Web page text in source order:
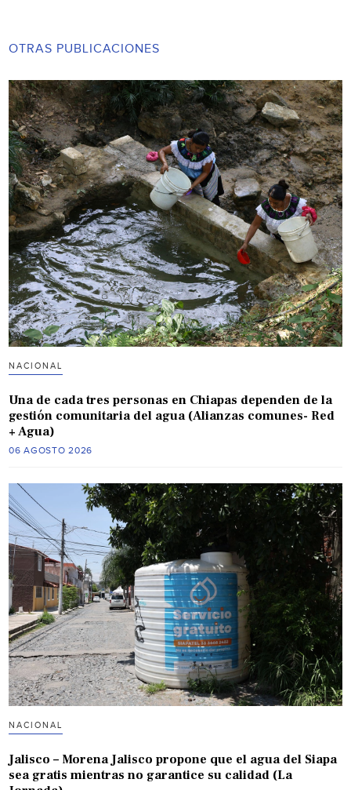
OTRAS PUBLICACIONES
NACIONAL
Una de cada tres personas en Chiapas dependen de la
gestión comunitaria del agua (Alianzas comunes- Red
+ Agua)
06 AGOSTO 2026
NACIONAL
Jalisco – Morena Jalisco propone que el agua del Siapa
sea gratis mientras no garantice su calidad (La